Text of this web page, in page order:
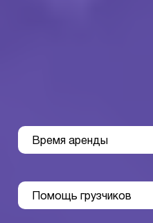
Время аренды
Помощь грузчиков